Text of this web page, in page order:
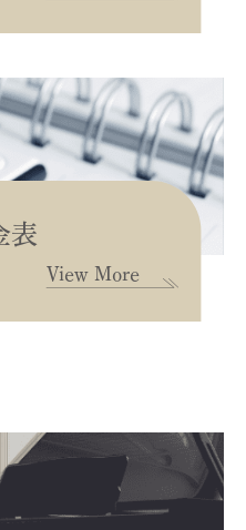
表
View More